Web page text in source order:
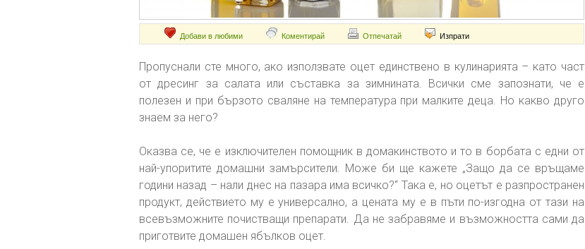
Добави в любими Коментирай Отпечатай Изпрати
Пропуснали сте много, ако използвате оцет единствено в кулинарията – като част
от дресинг за салата или съставка за зимнината. Всички сме запознати, че е
полезен и при бързото сваляне на температура при малките деца. Но какво друго
знаем за него?
Оказва се, че е изключителен помощник в домакинството и то в борбата с едни от
най-упоритите домашни замърсители. Може би ще кажете „Защо да се връщаме
години назад – нали днес на пазара има всичко?“ Така е, но оцетът е разпространен
продукт, действието му е универсално, а цената му е в пъти по-изгодна от тази на
всевъзможните почистващи препарати. Да не забравяме и възможността сами да
приготвите домашен ябълков оцет.